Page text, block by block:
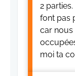
2
font pas
car
moi ta